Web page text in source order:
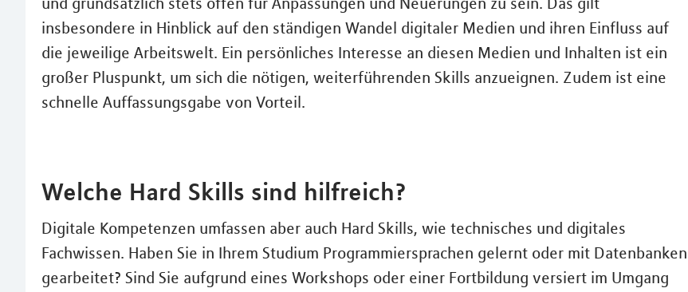
insbesondere in Hinblick auf den ständigen Wandel digitaler Medien und ihren Einfluss auf
die jeweilige Arbeitswelt. Ein persönliches Interesse an diesen Medien und Inhalten ist ein
großer Pluspunkt, um sich die nötigen, weiterführenden Skills anzueignen. Zudem ist eine
schnelle Auffassungsgabe von Vorteil.
Welche Hard Skills sind hilfreich?
Digitale Kompetenzen umfassen aber auch Hard Skills, wie technisches und digitales
Fachwissen. Haben Sie in Ihrem Studium Programmiersprachen gelernt oder mit Datenbanken
gearbeitet? Sind Sie aufgrund eines Workshops oder einer Fortbildung versiert im Umgang